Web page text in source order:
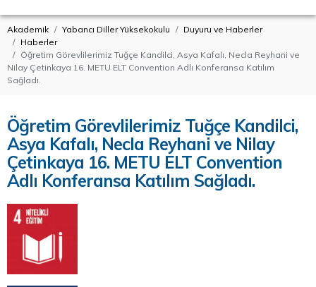
Akademik Yabancı Diller Yüksekokulu
Duyuru ve Haberler
Haberler
Öğretim Görevlilerimiz Tuğçe Kandilci, Asya Kafalı, Necla Reyhani ve
Nilay Çetinkaya 16. METU ELT Convention Adlı Konferansa Katılım
Sağladı.
Öğretim Görevlilerimiz Tuğçe Kandilci,
Asya Kafalı, Necla Reyhani ve Nilay
Çetinkaya 16. METU ELT Convention
Adlı Konferansa Katılım Sağladı.